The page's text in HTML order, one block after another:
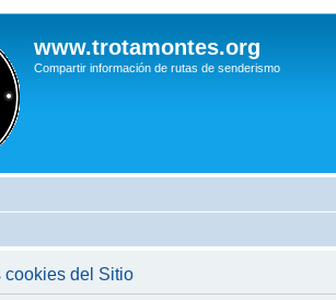
www.trotamontes.org
Compartir información de rutas de senderismo
cookies del Sitio